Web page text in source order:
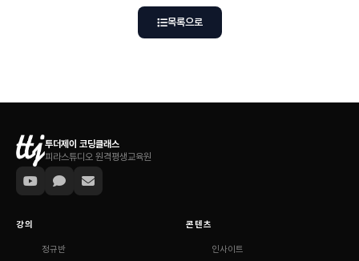
목록으로
투더제이 코딩클래스
피라스튜디오 원격평생교육원
강의
정규반
콘텐츠
인사이트